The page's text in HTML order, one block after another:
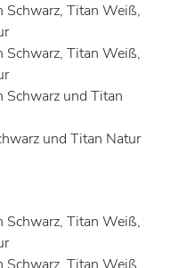
Titan Weiß,
Titan Weiß,
und Titan
und Titan Natur
Titan Weiß,